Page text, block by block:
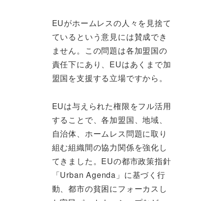
EUがホームレスの人々を見捨て
ているという意見には賛成でき
ません。この問題は各加盟国の
責任下にあり、EUはあくまで加
盟国を支援する立場ですから。
EUは与えられた権限をフル活用
することで、各加盟国、地域、
自治体、ホームレス問題に取り
組む組織間の協力関係を強化し
てきました。EUの都市政策指針
「Urban Agenda」に基づく行
動、都市の貧困にフォーカスし